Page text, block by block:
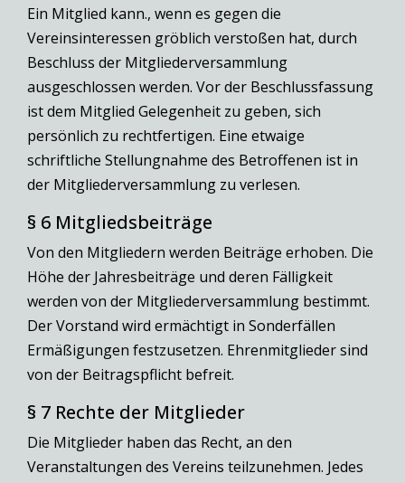
Ein Mitglied kann., wenn es gegen die
Vereinsinteressen gröblich verstoßen hat, durch
Beschluss der Mitgliederversammlung
ausgeschlossen werden. Vor der Beschlussfassung
ist dem Mitglied Gelegenheit zu geben, sich
persönlich zu rechtfertigen. Eine etwaige
schriftliche Stellungnahme des Betroffenen ist in
der Mitgliederversammlung zu verlesen.
§ 6 Mitgliedsbeiträge
Von den Mitgliedern werden Beiträge erhoben. Die
Höhe der Jahresbeiträge und deren Fälligkeit
werden von der Mitgliederversammlung bestimmt.
Der Vorstand wird ermächtigt in Sonderfällen
Ermäßigungen festzusetzen. Ehrenmitglieder sind
von der Beitragspflicht befreit.
§ 7 Rechte der Mitglieder
Die Mitglieder haben das Recht, an den
Veranstaltungen des Vereins teilzunehmen. Jedes